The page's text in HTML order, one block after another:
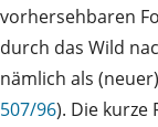
vorhersehbaren
durch das Wild
nämlich als
507/96). Die kurze